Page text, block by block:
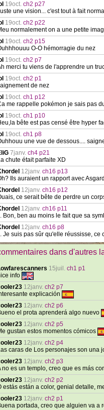
19oct. ch2 p27
une vision... c'est tout à fait
19oct. ch2 p22
normalement on a une petite
19oct. ch2 p15
O-O hémorragie du nez
19oct. ch2 p7
merci tu viens de l'apprendre un
19oct. ch2 p1
de nez
19oct. ch1 p12
me rappelle pokémon je sais pas
19oct. ch1 p10
bête est pas censé être hyper
19oct. ch1 p8
une vue de dessous....
7janv. ch4 p21
chute était parfaite XD
12janv. ch16 p13
Ils auraient un rapport avec
12janv. ch16 p12
ce serait bête de perdre un
12janv. ch16 p11
Bon, ben au moins le fait que sa
12janv. ch16 p8
Je suis pas sûr qu'elle réussisse, ce
dans d'autres
15juil. ch1 p1
info
12janv. ch2 p7
explicación
12janv. ch2 p6
el prota aprenderá algo nuevo
12janv. ch2 p5
gustan estos momentos cómicos
12janv. ch2 p4
caras de Los personajes son una
12janv. ch2 p3
no es un templo, creo que es más
12janv. ch2 p2
estás están a color, genial detalle,
12janv. ch2 p1
portada, creo que alguien va a